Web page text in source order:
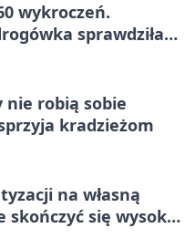
wykroczeń.
sprawdziła
nie robią sobie
kradzieżom
na własną
skończyć się wysoką